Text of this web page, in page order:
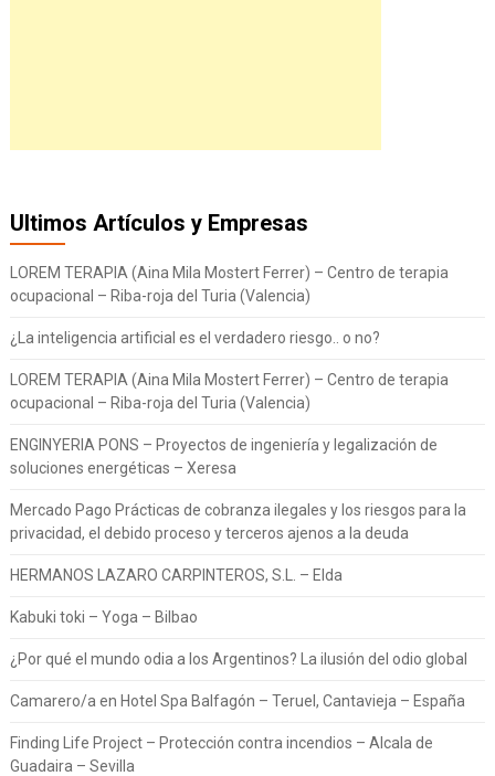
Ultimos Artículos y Empresas
LOREM TERAPIA (Aina Mila Mostert Ferrer) – Centro de terapia
ocupacional – Riba-roja del Turia (Valencia)
¿La inteligencia artificial es el verdadero riesgo.. o no?
LOREM TERAPIA (Aina Mila Mostert Ferrer) – Centro de terapia
ocupacional – Riba-roja del Turia (Valencia)
ENGINYERIA PONS – Proyectos de ingeniería y legalización de
soluciones energéticas – Xeresa
Mercado Pago Prácticas de cobranza ilegales y los riesgos para la
privacidad, el debido proceso y terceros ajenos a la deuda
HERMANOS LAZARO CARPINTEROS, S.L. – Elda
Kabuki toki – Yoga – Bilbao
¿Por qué el mundo odia a los Argentinos? La ilusión del odio global
Camarero/a en Hotel Spa Balfagón – Teruel, Cantavieja – España
Finding Life Project – Protección contra incendios – Alcala de
Guadaira – Sevilla